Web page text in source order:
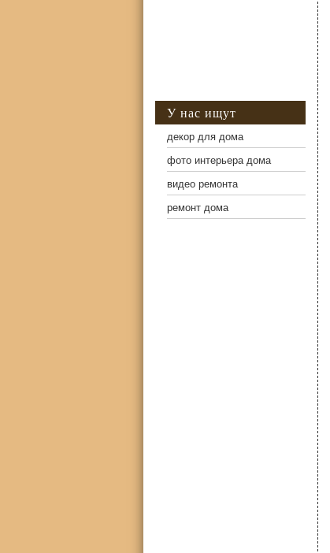
У нас ищут
декор для дома
фото интерьера дома
видео ремонта
ремонт дома